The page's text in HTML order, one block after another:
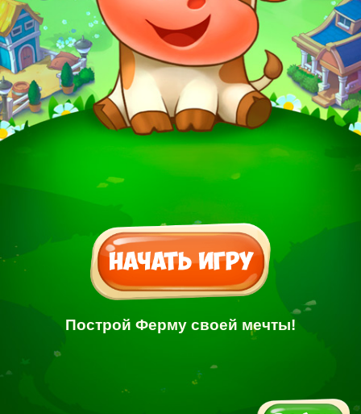
Построй Ферму своей мечты!